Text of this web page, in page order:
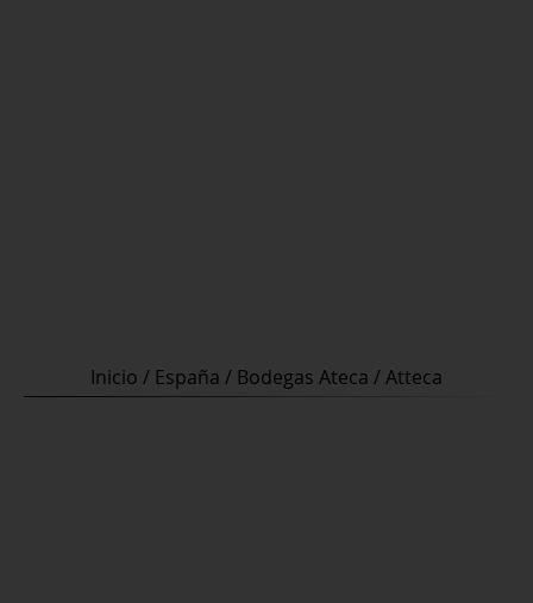
Inicio / España / Bodegas Ateca / Atteca